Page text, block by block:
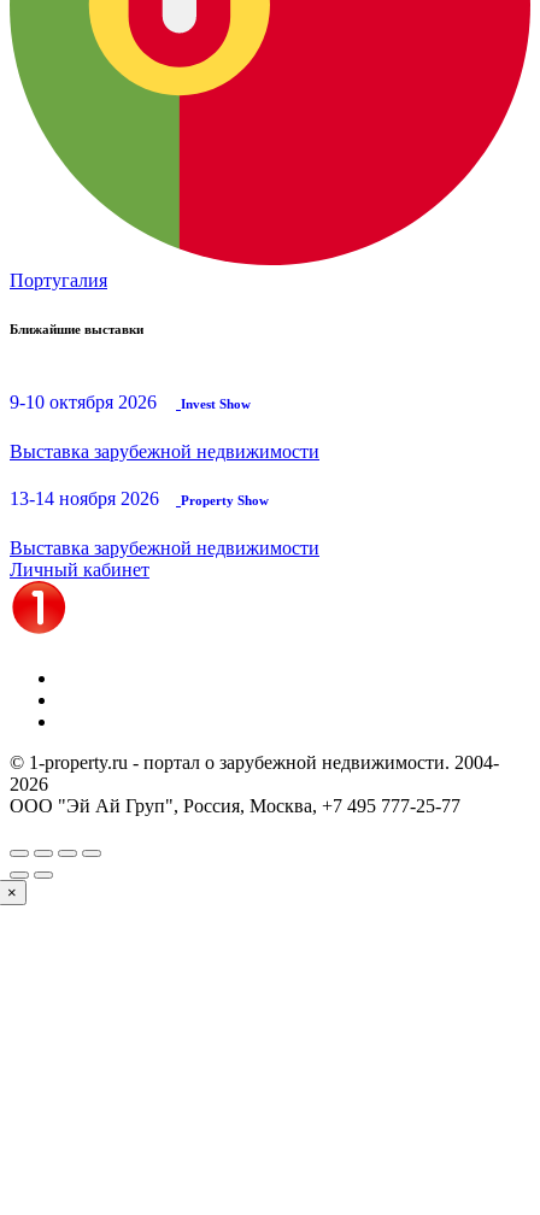
Португалия
Ближайшие выставки
9-10 октября 2026 Invest Show
Выставка зарубежной недвижимости
13-14 ноября 2026 Property Show
Выставка зарубежной недвижимости
Личный кабинет
© 1-property.ru - портал о зарубежной недвижимости. 2004-
2026
ООО "Эй Ай Груп", Россия, Москва, +7 495 777-25-77
×